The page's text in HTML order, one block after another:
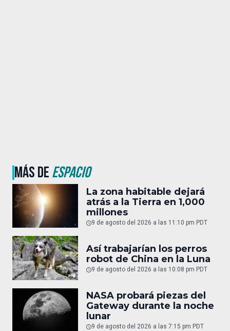
MÁS DEESPACIO
La zona habitable dejará
atrás a la Tierra en 1,000
millones
9 de agosto del 2026 a las 11:10 pm PDT
Así trabajarían los perros
robot de China en la Luna
9 de agosto del 2026 a las 10:08 pm PDT
NASA probará piezas del
Gateway durante la noche
lunar
9 de agosto del 2026 a las 7:15 pm PDT